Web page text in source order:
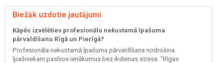
Biežāk uzdotie jautājumi
Kāpēc izvēlēties profesionālu nekustamā īpašuma
pārvaldīšanu Rīgā un Pierīgā?
Profesionāla nekustamā īpašuma pārvaldīšana nodrošina
īpašniekam pasīvos ienākumus bez ikdienas stresa. "Rīgas